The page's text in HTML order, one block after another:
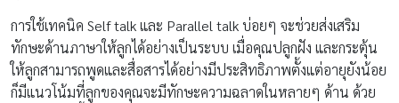
การใช้เทคนิค Self talk และ Parallel talk บ่อยๆ จะช่วยส่งเสริม
ทักษะด้านภาษาให้ลูกได้อย่างเป็นระบบ เมื่อคุณปลูกฝัง และกระตุ้น
ให้ลูกสามารถพูดและสื่อสารได้อย่างมีประสิทธิภาพตั้งแต่อายุยังน้อย
ก็มีแนวโน้มที่ลูกของคุณจะมีทักษะความฉลาดในหลายๆ ด้าน ด้วย